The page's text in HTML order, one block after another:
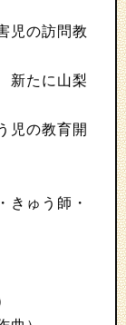
児の訪問教
たに山梨
の教育開
ゅう師・